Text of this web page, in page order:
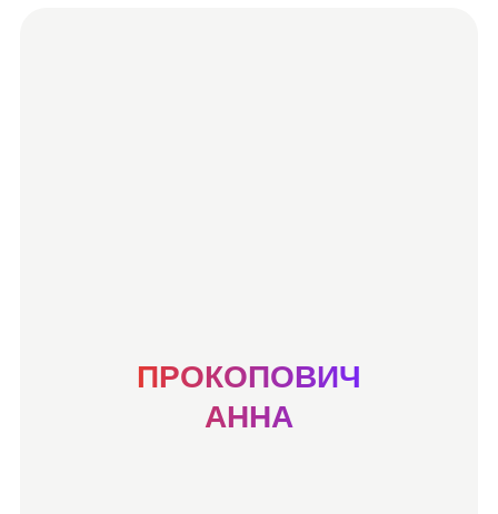
ПРОКОПОВИЧ
АННА